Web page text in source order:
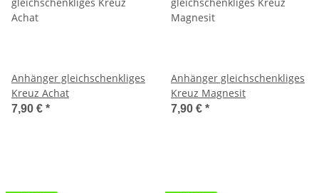
Anhänger gleichschenkliges
Kreuz Achat
7,90 € *
Anhänger gleichschenkliges
Kreuz Magnesit
7,90 € *